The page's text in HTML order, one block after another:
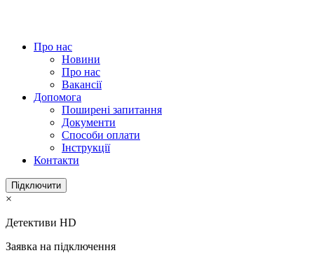
Про нас
Новини
Про нас
Вакансії
Допомога
Поширені запитання
Документи
Способи оплати
Інструкції
Контакти
Підключити
×
Детективи HD
Заявка на підключення